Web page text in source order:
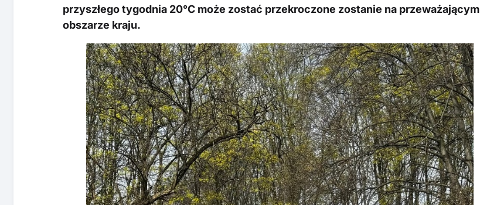
przyszłego tygodnia 20°C może zostać przekroczone zostanie na przeważającym
obszarze kraju.